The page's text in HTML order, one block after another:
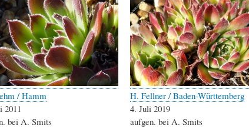
/ Hamm
2011
bei A. Smits
H. Fellner / Baden-Württemberg
4. Juli 2019
aufgen. bei A. Smits